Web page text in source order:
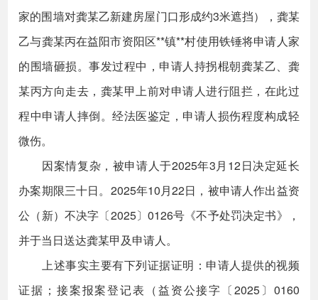
家的围墙对龚某乙新建房屋门口形成约3米遮挡），龚某
乙与龚某丙在益阳市资阳区**镇**村使用铁锤将申请人家
的围墙砸损。事发过程中，申请人持拐棍朝龚某乙、龚
某丙方向走去，龚某甲上前对申请人进行阻拦，在此过
程中申请人摔倒。经法医鉴定，申请人损伤程度构成轻
微伤。
因案情复杂，被申请人于2025年3月12日决定延长
办案期限三十日。2025年10月22日，被申请人作出益资
公（新）不决字〔2025〕0126号《不予处罚决定书》，
并于当日送达龚某甲及申请人。
上述事实主要有下列证据证明：申请人提供的视频
证据；接案报案登记表（益资公接字〔2025〕0160